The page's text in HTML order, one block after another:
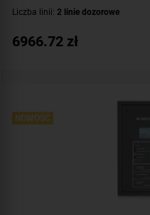
Liczba linii: 2 linie dozorowe
Wyświetlacz: LCD
6966.72 zł
NOWOŚĆ